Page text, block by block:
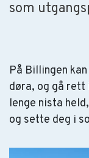
som
På Billingen
døra, og gå rett
lenge nista
og sette deg i